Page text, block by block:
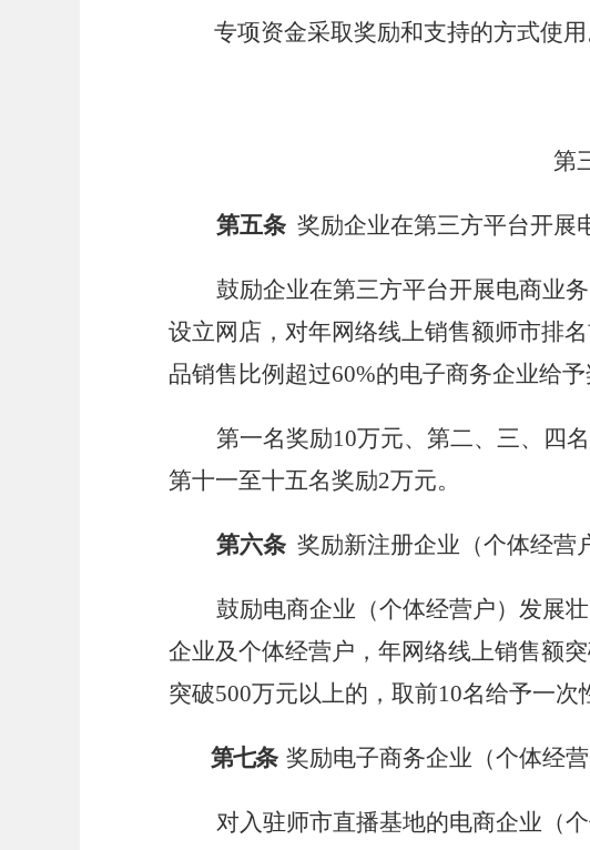
专项资金采取奖励和支持的方式使用
第
第五条 奖励企业在第三方平台开展
鼓励企业在第三方平台开展电商业
设立网店，对年网络线上销售额师市排
品销售比例超过60%的电子商务企业给予
第一名奖励10万元、第二、三、四
第十一至十五名奖励2万元。
第六条 奖励新注册企业（个体经营
鼓励电商企业（个体经营户）发展
企业及个体经营户，年网络线上销售额
突破500万元以上的，取前10名给予一次
第七条 奖励电子商务企业（个体经
对入驻师市直播基地的电商企业（